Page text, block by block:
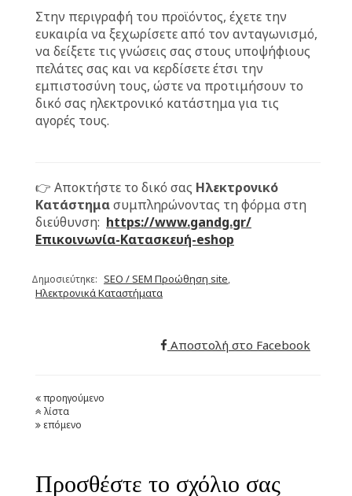
Στην περιγραφή του προϊόντος, έχετε την
ευκαιρία να ξεχωρίσετε από τον ανταγωνισμό,
να δείξετε τις γνώσεις σας στους υποψήφιους
πελάτες σας και να κερδίσετε έτσι την
εμπιστοσύνη τους, ώστε να προτιμήσουν το
δικό σας ηλεκτρονικό κατάστημα για τις
αγορές τους.
👉 Αποκτήστε το δικό σας Ηλεκτρονικό
Κατάστημασυμπληρώνοντας τη φόρμα στη
διεύθυνση: https://www.gandg.gr/
Επικοινωνία-Κατασκευή-eshop
Δημοσιεύτηκε: SEO / SEM Προώθηση site,
Ηλεκτρονικά Καταστήματα
Αποστολή στο Facebook
προηγούμενο
λίστα
επόμενο
Προσθέστε το σχόλιο σας